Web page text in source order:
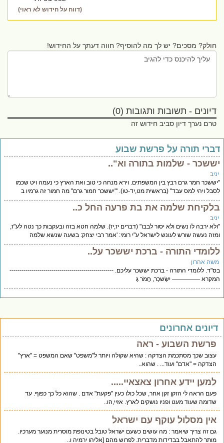
(דווח על חידוש לא ראוי)
חולק? מסכים? יש לך מה להוסיף? חווה דעתך על החידוש!
דיונים - תשובות ותגובות (0)
טרם נערך דיון סביב חידוש זה
תורה על פרשת שבוע
- שלמות בתורה וא"..
חמר גרם רבץ בין המשפתים. וירא מנחה כי טוב ואת הארץ כי נעמה ויט שכמו
ויהי למס עבד" (בראשית מט,יד-טו). '"יששכר חמור גרם" מה חמור זה גרמיו ב
שלמה את בת פרעה החל כ..
ירבה לו נשים ולא יסור לבבו" (דברים יז,יז). שלמה חטא בזה ובעקבות כך נטה לע"ז,
נעשה שורש לעונש לישראל ע"י רומי: 'אמר רבי יצחק: בשעה שנשא שלמה
התורה - ברכת יששכר על..
אהרון
ללומדי התורה - ברכת יששכר עליכם. ----------------------------------------------------
-------------- יִשָּׂשכָר, חֲמֹר גָּ
אחרונים
פרשת השבוע - ראה
עצוב שכך מסתכמת הצדקה : שהיא שקולה ויותר ל"משפט" שאם המשפט = "ארץ"
הצדקה = "אדם" ועוד... . שהוא..
למען יידע אחרון צאצאיי.....
פעם הראה לי הזקן זקן אחר, שכל כולו כעין "פקעת" אדם . שהוא כל כך כפוף. עד
שדומה שעוד מעט ופניו נושקים לארץ. אזיי,הו..
אין מסלול עוקף עם ישראל
גם זה צריך שיאמר : מה עושים כשעם ישראל טובל בטינופת מוסרית מנוער מערכיו.
מותר להתאבל בבדידות מדברית. לפרוש מהם [אליהו ירמיה ו..